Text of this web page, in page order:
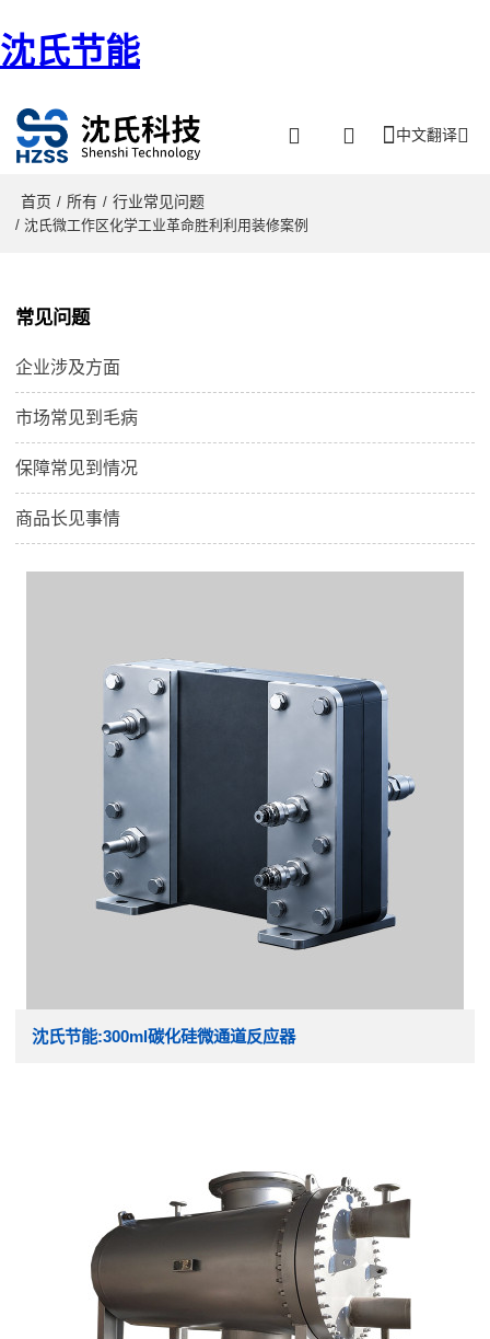
沈氏节能
中文翻译
首页 / 所有 / 行业常见问题
/ 沈氏微工作区化学工业革命胜利利用装修案例
常见问题
企业涉及方面
市场常见到毛病
保障常见到情况
商品长见事情
沈氏节能:300ml碳化硅微通道反应器